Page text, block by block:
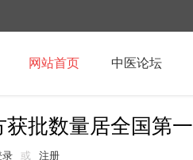
网站首页 中医论坛
批数量居全国第一
录 或 注册